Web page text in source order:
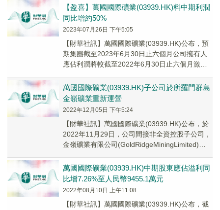
【盈喜】萬國國際礦業(03939.HK)料中期利潤
同比增約50%
2023年07月26日 下午5:05
【財華社訊】萬國國際礦業(03939.HK)公布，預
期集團截至2023年6月30日止六個月公司擁有人
應佔利潤將較截至2022年6月30日止六個月激增
萬國國際礦業(03939.HK)子公司於所羅門群島
金嶺礦業重新運營
2022年12月05日 下午5:24
【財華社訊】萬國國際礦業(03939.HK)公布，於
2022年11月29日，公司間接非全資控股子公司，
金嶺礦業有限公司(GoldRidgeMiningLimited)
萬國國際礦業(03939.HK)中期股東應佔溢利同
比增7.26%至人民幣9455.1萬元
2022年08月10日 上午11:08
【財華社訊】萬國國際礦業(03939.HK)公布，截